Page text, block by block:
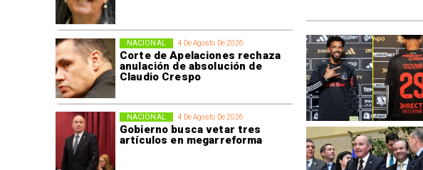
4 De Agosto De 2026
Corte de Apelaciones rechaza
anulación de absolución de
Claudio Crespo
NACIONAL
4 De Agosto De 2026
Gobierno busca vetar tres
artículos en megarreforma
NACIONAL